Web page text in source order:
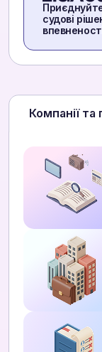
судові
Компанії та